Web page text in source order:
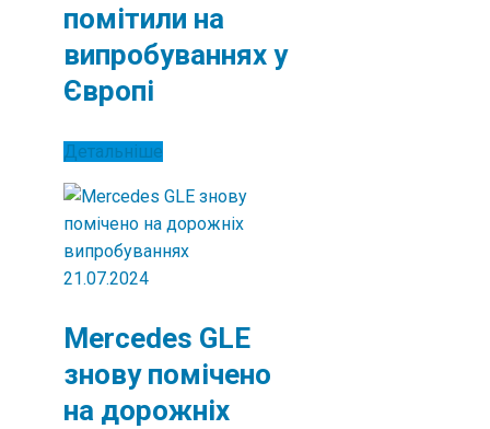
помітили на
випробуваннях у
Європі
Детальніше
21.07.2024
Mercedes GLE
знову помічено
на дорожніх